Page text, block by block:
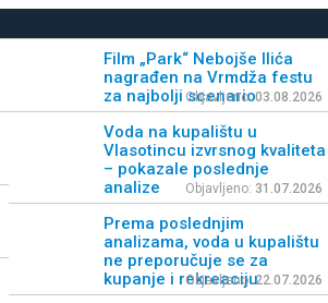
Film „Park“ Nebojše Ilića
nagrađen na Vrmdža festu
za najbolji scenario
Objavljeno:03.08.2026
Voda na kupalištu u
Vlasotincu izvrsnog kvaliteta
– pokazale poslednje
analize
Objavljeno: 31.07.2026
Prema poslednjim
analizama, voda u kupalištu
ne preporučuje se za
kupanje i rekreaciju
Objavljeno:22.07.2026